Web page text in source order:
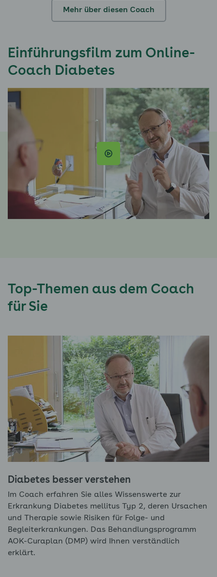
Mehr über diesen Coach
Einführungsfilm zum Online-
Coach Diabetes
Top-Themen aus dem Coach
für Sie
Diabetes besser verstehen
Im Coach erfahren Sie alles Wissenswerte zur
Erkrankung Diabetes mellitus Typ 2, deren Ursachen
und Therapie sowie Risiken für Folge- und
Begleiterkrankungen. Das Behandlungsprogramm
AOK-Curaplan (DMP) wird Ihnen verständlich
erklärt.